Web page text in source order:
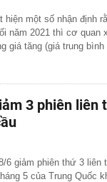
một số nhận định
năm 2021 thì cơ quan
giá tăng (giá trung
3 phiên liên
6 giảm phiên thứ 3 liên
5 của Trung Quốc